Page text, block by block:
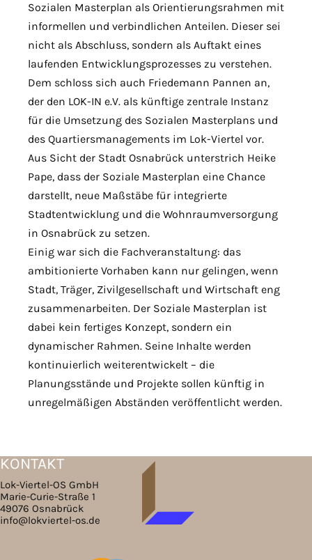
Sozialen Masterplan als Orientierungsrahmen mit
informellen und verbindlichen Anteilen. Dieser sei
nicht als Abschluss, sondern als Auftakt eines
laufenden Entwicklungsprozesses zu verstehen.
Dem schloss sich auch Friedemann Pannen an,
der den LOK-IN e.V. als künftige zentrale Instanz
für die Umsetzung des Sozialen Masterplans und
des Quartiersmanagements im Lok-Viertel vor.
Aus Sicht der Stadt Osnabrück unterstrich Heike
Pape, dass der Soziale Masterplan eine Chance
darstellt, neue Maßstäbe für integrierte
Stadtentwicklung und die Wohnraumversorgung
in Osnabrück zu setzen.
Einig war sich die Fachveranstaltung: das
ambitionierte Vorhaben kann nur gelingen, wenn
Stadt, Träger, Zivilgesellschaft und Wirtschaft eng
zusammenarbeiten. Der Soziale Masterplan ist
dabei kein fertiges Konzept, sondern ein
dynamischer Rahmen. Seine Inhalte werden
kontinuierlich weiterentwickelt – die
Planungsstände und Projekte sollen künftig in
unregelmäßigen Abständen veröffentlicht werden.
KONTAKT
Lok-Viertel-OS GmbH
Marie-Curie-Straße 1
49076 Osnabrück
info@lokviertel-os.de